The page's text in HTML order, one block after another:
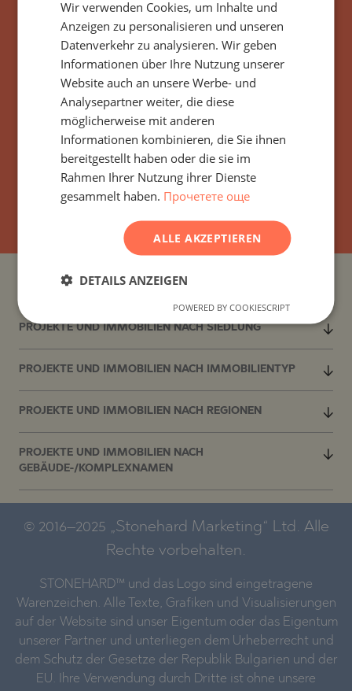
Sie erhalten per E-Mail alle neuen Angebote
für Immobilien oder Projekte mit ähnlichen
Eigenschaften.
Sie können sich jederzeit abmelden oder Ihre
gewünschten Einstellungen anpassen.
ABONNIEREN
PROJEKTE UND IMMOBILIEN NACH LÄNDERN
PROJEKTE UND IMMOBILIEN NACH SIEDLUNG
PROJEKTE UND IMMOBILIEN NACH IMMOBILIENTYP
PROJEKTE UND IMMOBILIEN NACH REGIONEN
PROJEKTE UND IMMOBILIEN NACH
GEBÄUDE-/KOMPLEXNAMEN
© 2016–2025 „Stonehard Marketing“ Ltd. Alle
Rechte vorbehalten.
STONEHARD™ und das Logo sind eingetragene
Warenzeichen. Alle Texte, Grafiken und Visualisierungen
auf der Website sind unser Eigentum oder das Eigentum
unserer Partner und unterliegen dem Urheberrecht und
dem Schutz der Gesetze der Republik Bulgarien und der
EU. Ihre Verwendung durch Dritte ist ohne unsere
ENGLISH
GERMAN
FRENCH
ROMANIAN
Wir verwenden Cookies, um Inhalte und
Anzeigen zu personalisieren und unseren
Datenverkehr zu analysieren. Wir geben
Informationen über Ihre Nutzung unserer
Website auch an unsere Werbe- und
Analysepartner weiter, die diese
möglicherweise mit anderen
Informationen kombinieren, die Sie ihnen
bereitgestellt haben oder die sie im
Rahmen Ihrer Nutzung ihrer Dienste
gesammelt haben. Прочетете още
ALLE AKZEPTIEREN
DETAILS ANZEIGEN
POWERED BY COOKIESCRIPT